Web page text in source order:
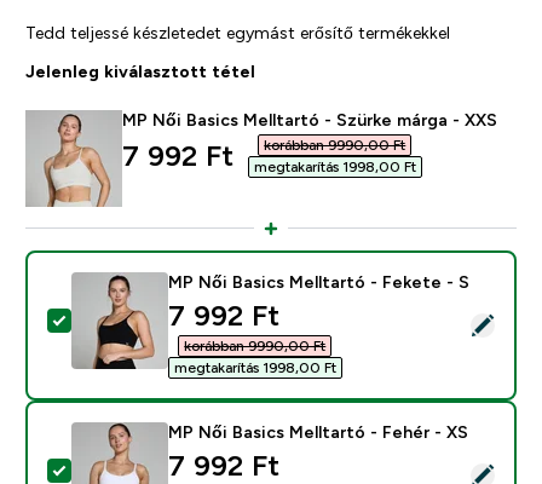
Tedd teljessé készletedet egymást erősítő termékekkel
Jelenleg kiválasztott tétel
MP Női Basics Melltartó - Szürke márga - XXS
discounted price
7 992 Ft‎
korábban 9990,00 Ft‎
megtakarítás 1998,00 Ft‎
Termék kiválasztása - MP Női Basics Melltartó -
MP Női Basics Melltartó - Fekete - S
discounted price
7 992 Ft‎
korábban 9990,00 Ft‎
megtakarítás 1998,00 Ft‎
Termék kiválasztása - MP Női Basics Melltartó - Fehér
MP Női Basics Melltartó - Fehér - XS
discounted price
7 992 Ft‎